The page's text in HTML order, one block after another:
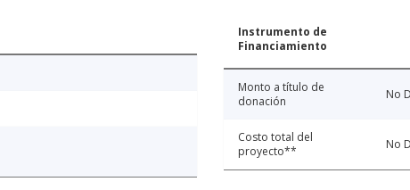
Instrumento de
Financiamiento
Monto a título de
donación
No
Costo total del
proyecto**
No